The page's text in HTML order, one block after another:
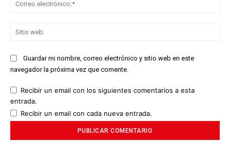
Guardar mi nombre, correo electrónico y sitio web en este
navegador la próxima vez que comente.
Recibir un email con los siguientes comentarios a esta
entrada.
Recibir un email con cada nueva entrada.